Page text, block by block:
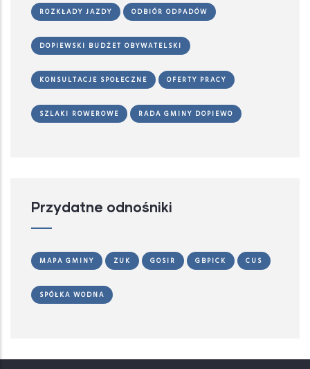
ROZKŁADY JAZDY ODBIÓR ODPADÓW
DOPIEWSKI BUDŻET OBYWATELSKI
KONSULTACJE SPOŁECZNE OFERTY PRACY
SZLAKI ROWEROWE RADA GMINY DOPIEWO
Przydatne odnośniki
MAPA GMINY ZUK GOSIR GBPICK CUS
SPÓŁKA WODNA